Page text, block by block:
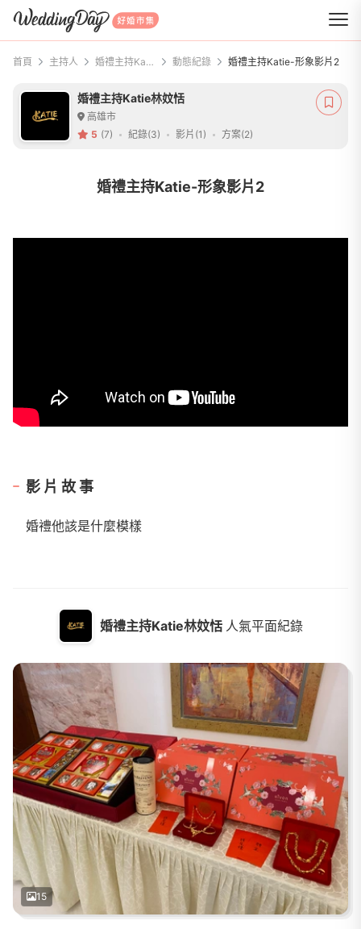
WeddingDay 好婚市集
首頁 主持人 婚禮主持Katie林妏恬 動態紀錄 婚禮主持Katie-形象影片2
婚禮主持Katie林妏恬
高雄市
5 (7) 紀錄(3) 影片(1) 方案(2)
婚禮主持Katie-形象影片2
影片故事
婚禮他該是什麼模樣
婚禮主持Katie林妏恬 人氣平面紀錄
15